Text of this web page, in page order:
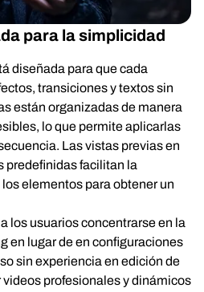
para la simplicidad
diseñada para que cada
transiciones y textos sin
están organizadas de manera
lo que permite aplicarlas
Las vistas previas en
predefinidas facilitan la
elementos para obtener un
los usuarios concentrarse en la
en lugar de en configuraciones
sin experiencia en edición de
profesionales y dinámicos